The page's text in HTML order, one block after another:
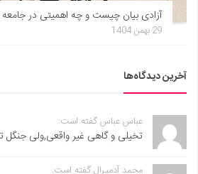
آزادی بیان چیست و چه اهمیتی در جامعه
29 بهمن 1404
آخرین دیدگاه‌ها
عباس عباس گفته است:
تخیلی و گاهی غیر واقعی,ولی جنگل
محمد آدمیرال گفته است: